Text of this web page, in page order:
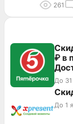
261
₽ в
До 31
До 1